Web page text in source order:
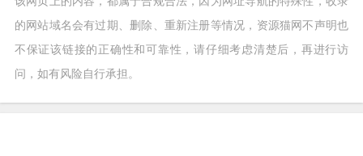
的网站域名会有过期、删除、重新注册等情况，资源猫网不声明也
不保证该链接的正确性和可靠性，请仔细考虑清楚后，再进行访
问，如有风险自行承担。